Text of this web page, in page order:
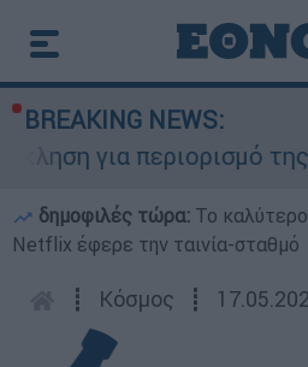
BREAKING NEWS:
για περιορισμό της
δημοφιλές τώρα: Το
Netflix έφερε την ταινία-σταθμό
┋ Κόσμος ┋